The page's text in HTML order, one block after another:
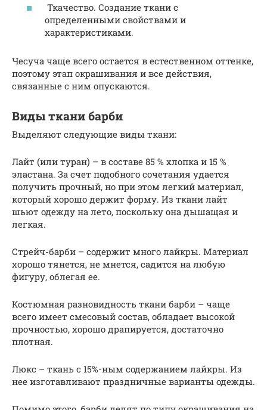
Ткачество. Создание ткани с
определенными свойствами и
характеристиками.
Чесуча чаще всего остается в естественном оттенке,
поэтому этап окрашивания и все действия,
связанные с ним опускаются.
Виды ткани барби
Выделяют следующие виды ткани:
Лайт (или туран) – в составе 85 % хлопка и 15 %
эластана. За счет подобного сочетания удается
получить прочный, но при этом легкий материал,
который хорошо держит форму. Из ткани лайт
шьют одежду на лето, поскольку она дышащая и
легкая.
Стрейч-барби – содержит много лайкры. Материал
хорошо тянется, не мнется, садится на любую
фигуру, облегая ее.
Костюмная разновидность ткани барби – чаще
всего имеет смесовый состав, обладает высокой
прочностью, хорошо драпируется, достаточно
плотная.
Люкс – ткань с 15%-ным содержанием лайкры. Из
нее изготавливают праздничные варианты одежды.